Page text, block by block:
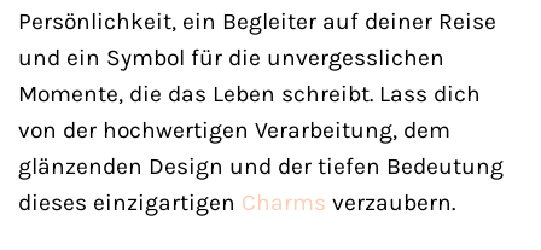
Persönlichkeit, ein Begleiter auf deiner Reise
und ein Symbol für die unvergesslichen
Momente, die das Leben schreibt. Lass dich
von der hochwertigen Verarbeitung, dem
glänzenden Design und der tiefen Bedeutung
dieses einzigartigen Charms verzaubern.